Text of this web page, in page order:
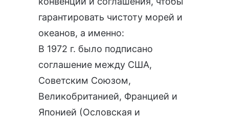
гарантировать чистоту морей и
океанов, а именно:
В 1972 г. было подписано
соглашение между США,
Советским Союзом,
Великобританией, Францией и
Японией (Ословская и